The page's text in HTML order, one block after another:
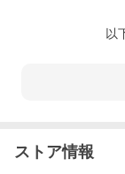
以
ストア情報